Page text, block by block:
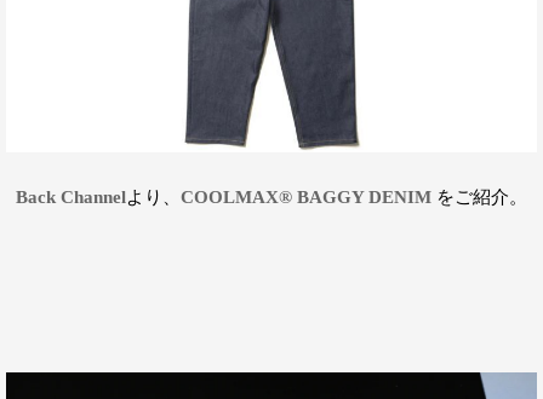
Back Channelより、 COOLMAX®︎ BAGGY DENIM をご紹介。